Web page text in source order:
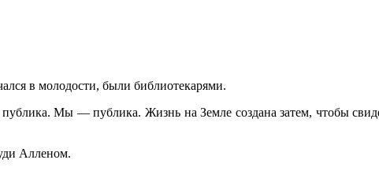
в молодости, были библиотекарями.
Мы — публика. Жизнь на Земле создана затем, чтобы
Алленом.